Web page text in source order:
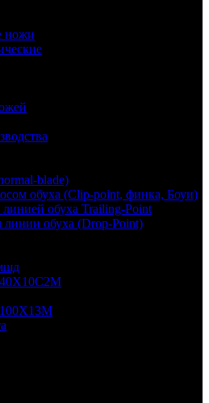
ножи
blade)
обуха (Clip-point, финка, Боуи)
обуха Trailing-Point
обуха (Drop-Point)